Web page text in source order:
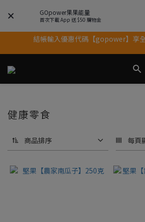
GOpower果果能量
首次下載 App 送 $50 購物金
果果11歲慶｜App 下單享 5%
果果11歲慶｜App 下單享 5% 購
結帳輸入優惠代碼【gopower】享
11歲慶好禮｜買 500g/1kg 指定乳
健康零食
商品排序 每頁